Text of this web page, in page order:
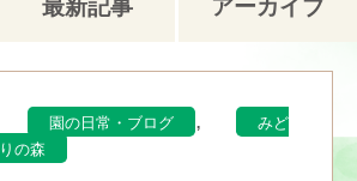
最新記事 アーカイブ
園の日常・ブログ ,
みど
りの森